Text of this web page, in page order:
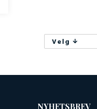
Velg
NYHETSBREV